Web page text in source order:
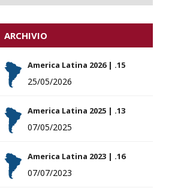
ARCHIVIO
America Latina 2026 | .15
25/05/2026
America Latina 2025 | .13
07/05/2025
America Latina 2023 | .16
07/07/2023